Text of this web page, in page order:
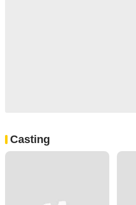
Casting